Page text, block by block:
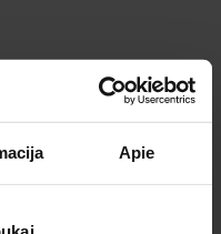
Apie
politiką